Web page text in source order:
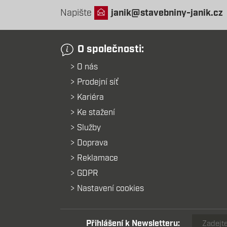
Napište janik@stavebniny-janik.cz
O společnosti:
O nás
Prodejní síť
Kariéra
Ke stažení
Služby
Doprava
Reklamace
GDPR
Nastavení cookies
Přihlášení k Newsletteru: